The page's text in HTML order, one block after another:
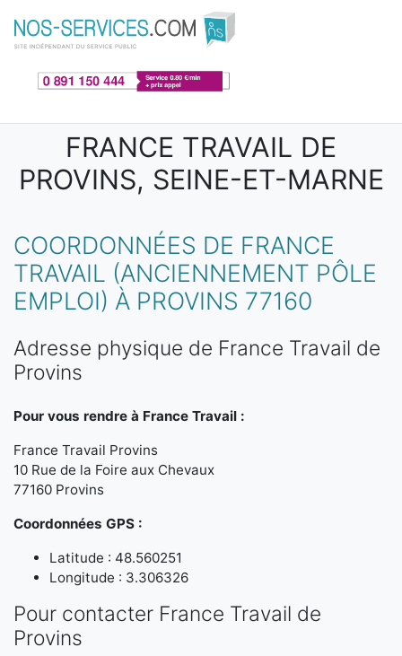
Aller au contenu principal
FRANCE TRAVAIL DE
PROVINS, SEINE-ET-MARNE
COORDONNÉES DE FRANCE
TRAVAIL (ANCIENNEMENT PÔLE
EMPLOI) À PROVINS 77160
Adresse physique de France Travail de
Provins
Pour vous rendre à France Travail :
France Travail Provins
10 Rue de la Foire aux Chevaux
77160 Provins
Coordonnées GPS :
Latitude : 48.560251
Longitude : 3.306326
Pour contacter France Travail de
Provins